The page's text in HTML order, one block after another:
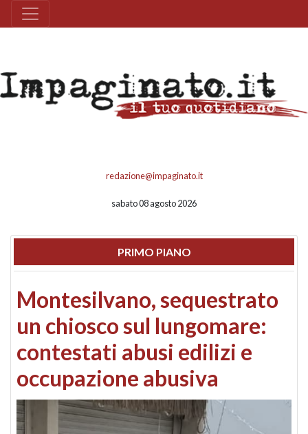
redazione@impaginato.it
sabato 08 agosto 2026
PRIMO PIANO
Montesilvano, sequestrato
un chiosco sul lungomare:
contestati abusi edilizi e
occupazione abusiva